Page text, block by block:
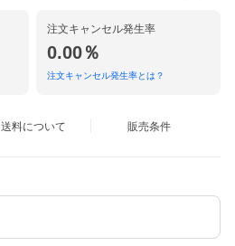
注文キャンセル発生率
0.00％
注文キャンセル発生率とは？
送料について 販売条件